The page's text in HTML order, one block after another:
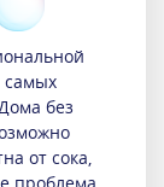
самых
без
от сока,